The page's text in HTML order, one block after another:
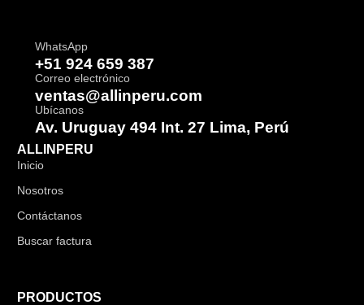
WhatsApp
+51 924 659 387
Correo electrónico
ventas@allinperu.com
Ubícanos
Av. Uruguay 494 Int. 27 Lima, Perú
ALLINPERU
Inicio
Nosotros
Contáctanos
Buscar factura
PRODUCTOS